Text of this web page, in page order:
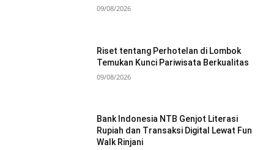
09/08/2026
Riset tentang Perhotelan di Lombok
Temukan Kunci Pariwisata Berkualitas
09/08/2026
Bank Indonesia NTB Genjot Literasi
Rupiah dan Transaksi Digital Lewat Fun
Walk Rinjani